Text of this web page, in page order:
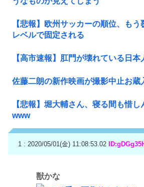
【悲報】欧州サッカーの順位、も
レベルで固定される
【高市速報】肛門が壊れている日
佐藤二朗の新作映画が撮影中止お蔵
【悲報】堀大輔さん、寝る間も惜し
www
1 : 2020/05/01(金) 11:08:53.02
獣かな